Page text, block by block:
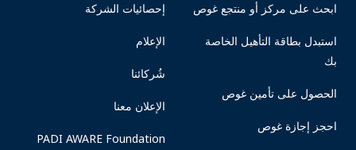
ابحث على مركز أو منتجع غوص
استبدل بطاقة التأهيل الخاصة
بك
الحصول على تأمين غوص
احجز إجازة غوص
إحصائيات الشركة
الإعلام
شُركائنا
الإعلان معنا
PADI AWARE Foundation